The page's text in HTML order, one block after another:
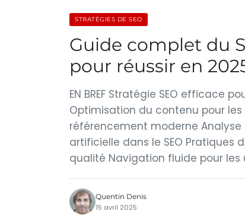
STRATÉGIES DE SEO
Guide complet du
pour réussir en
EN BREF Stratégie SEO efficace
Optimisation du contenu pour
référencement moderne Analyse
artificielle dans le SEO Pratiques
qualité Navigation fluide pour les
Quentin Denis
15 avril 2025